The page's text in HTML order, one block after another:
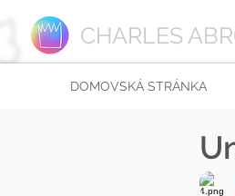
CHARLES
DOMOVSKÁ STRÁNKA